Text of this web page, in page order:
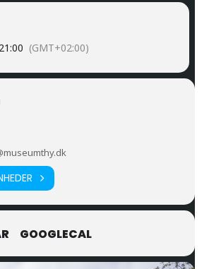
21:00 (GMT+02:00)
GOOGLECAL